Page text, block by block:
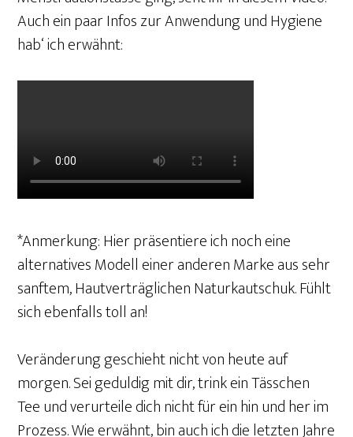
Auch ein paar Infos zur Anwendung und Hygiene
hab‘ ich erwähnt:
*Anmerkung: Hier präsentiere ich noch eine
alternatives Modell einer anderen Marke aus sehr
sanftem, Hautverträglichen Naturkautschuk. Fühlt
sich ebenfalls toll an!
Veränderung geschieht nicht von heute auf
morgen. Sei geduldig mit dir, trink ein Tässchen
Tee und verurteile dich nicht für ein hin und her im
Prozess. Wie erwähnt, bin auch ich die letzten Jahre